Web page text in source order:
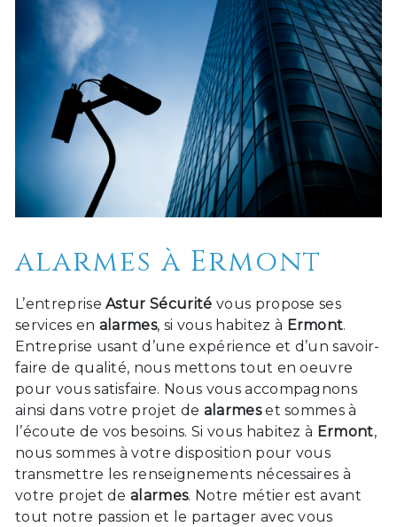
alarmes à Ermont
L’entrepriseAstur Sécurité vous propose ses
services en alarmes, si vous habitez à Ermont.
Entreprise usant d’une expérience et d’un savoir-
faire de qualité, nous mettons tout en oeuvre
pour vous satisfaire. Nous vous accompagnons
ainsi dans votre projet de alarmeset sommes à
l’écoute de vos besoins. Si vous habitez à Ermont,
nous sommes à votre disposition pour vous
transmettre les renseignements nécessaires à
votre projet dealarmes. Notre métier est avant
tout notre passion et le partager avec vous